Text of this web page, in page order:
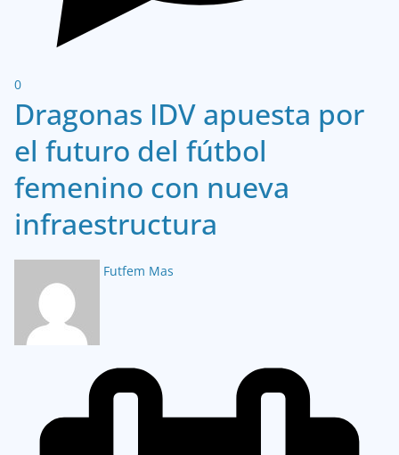
0
Dragonas IDV apuesta por
el futuro del fútbol
femenino con nueva
infraestructura
Futfem Mas